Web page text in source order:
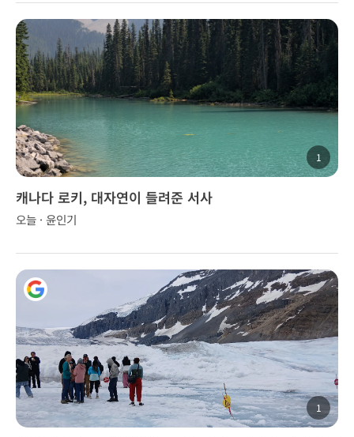
1
캐나다 로키, 대자연이 들려준 서사
오늘 · 윤인기
1